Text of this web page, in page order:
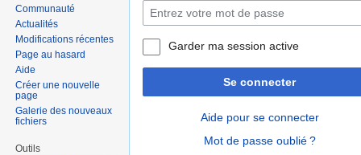
Garder ma session active
Se connecter
Aide pour se connecter
Mot de passe oublié ?
Communauté
Actualités
Modifications récentes
Page au hasard
Aide
Créer une nouvelle
page
Galerie des nouveaux
fichiers
Outils